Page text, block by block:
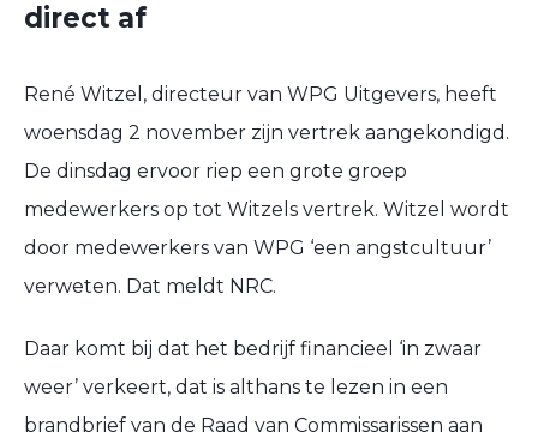
direct af
René Witzel, directeur van WPG Uitgevers, heeft
woensdag 2 november zijn vertrek aangekondigd.
De dinsdag ervoor riep een grote groep
medewerkers op tot Witzels vertrek. Witzel wordt
door medewerkers van WPG ‘een angstcultuur’
verweten. Dat meldt NRC.
Daar komt bij dat het bedrijf financieel ‘in zwaar
weer’ verkeert, dat is althans te lezen in een
brandbrief van de Raad van Commissarissen aan